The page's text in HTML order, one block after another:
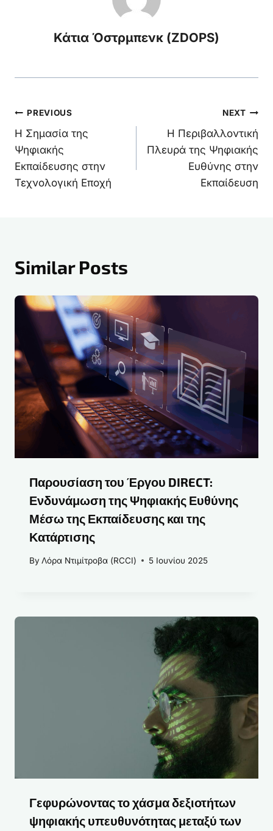
Κάτια Όστρμπενκ (ZDOPS)
Πλοήγηση
άρθρων
PREVIOUS
Η Σημασία της
Ψηφιακής
Εκπαίδευσης στην
Τεχνολογική Εποχή
NEXT
Η Περιβαλλοντική
Πλευρά της Ψηφιακής
Ευθύνης στην
Εκπαίδευση
Similar Posts
Παρουσίαση του Έργου DIRECT:
Ενδυνάμωση της Ψηφιακής Ευθύνης
Μέσω της Εκπαίδευσης και της
Κατάρτισης
By Λόρα Ντιμίτροβα (RCCI) 5 Ιουνίου 2025
Γεφυρώνοντας το χάσμα δεξιοτήτων
ψηφιακής υπευθυνότητας μεταξύ των